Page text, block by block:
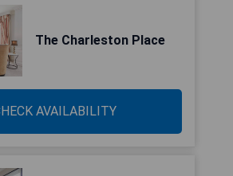
The Charleston Place
AVAILABILITY